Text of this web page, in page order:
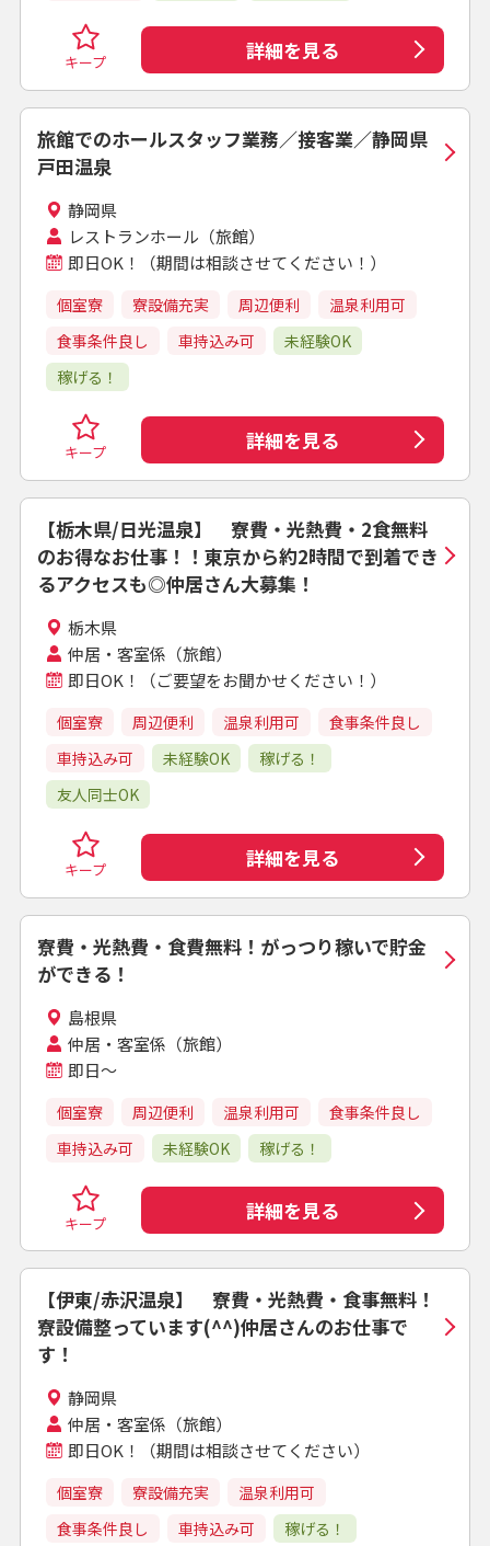
キープ 詳細を見る
旅館でのホールスタッフ業務／接客業／静岡県
戸田温泉
静岡県
レストランホール（旅館）
即日OK！（期間は相談させてください！）
個室寮 寮設備充実 周辺便利
温泉利用可
食事条件良し
車持込み可
未経験OK
稼げる！
キープ 詳細を見る
【栃木県/日光温泉】 寮費・光熱費・2食無料
のお得なお仕事！！東京から約2時間で到着でき
るアクセスも◎仲居さん大募集！
栃木県
仲居・客室係（旅館）
即日OK！（ご要望をお聞かせください！）
個室寮 周辺便利 温泉利用可
食事条件良し
車持込み可
未経験OK
稼げる！
友人同士OK
キープ 詳細を見る
寮費・光熱費・食費無料！がっつり稼いで貯金
ができる！
島根県
仲居・客室係（旅館）
即日～
個室寮 周辺便利 温泉利用可
食事条件良し
車持込み可
未経験OK 稼げる！
キープ 詳細を見る
【伊東/赤沢温泉】 寮費・光熱費・食事無料！
寮設備整っています(^^)仲居さんのお仕事で
す！
静岡県
仲居・客室係（旅館）
即日OK！（期間は相談させてください）
個室寮 寮設備充実
温泉利用可
食事条件良し
車持込み可 稼げる！